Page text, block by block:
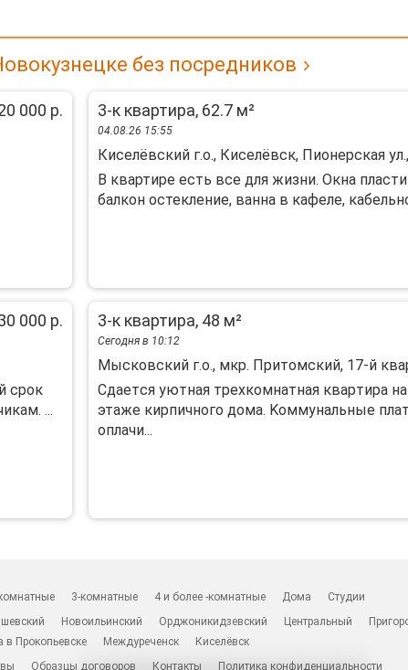
без посредников
000 р. 3-к квартира, 62.7 м²
04.08.26 15:55
Киселёвский г.о., Киселёвск, Пионерская
В квартире есть все для жизни. Окна
балкон остекление, ванна в кафеле,
000 р.
срок
...
3-к квартира, 48 м²
Сегодня в 10:12
Мысковский г.о., мкр. Притомский, 17-й
Сдаeтcя уютная треxкомнатная кваpтирa
этaже киpпичного дoмa. Koммунaльные
oплaчи...
3-комнатные 4 и более -комнатные Дома
Студии
Новоильинский Орджоникидзевский Центральный
в Прокопьевске
Междуреченск
Киселёвск
Образцы договоров Контакты Политика конфиденциальности